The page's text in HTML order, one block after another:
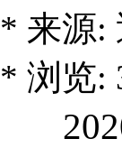
* 来源:
* 浏览: